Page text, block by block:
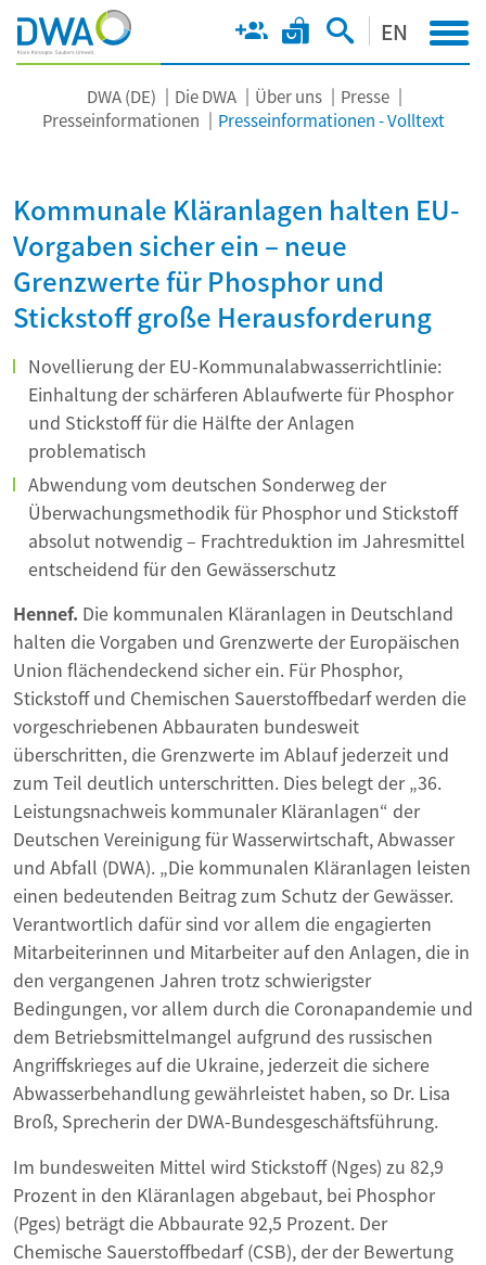
EN
DWA (DE) Die DWA Über uns
Presse
Presseinformationen
Presseinformationen - Volltext
Kommunale Kläranlagen halten EU-
Vorgaben sicher ein – neue
Grenzwerte für Phosphor und
Stickstoff große Herausforderung
Novellierung der EU-Kommunalabwasserrichtlinie:
Einhaltung der schärferen Ablaufwerte für Phosphor
und Stickstoff für die Hälfte der Anlagen
problematisch
Abwendung vom deutschen Sonderweg der
Überwachungsmethodik für Phosphor und Stickstoff
absolut notwendig – Frachtreduktion im Jahresmittel
entscheidend für den Gewässerschutz
Hennef. Die kommunalen Kläranlagen in Deutschland
halten die Vorgaben und Grenzwerte der Europäischen
Union flächendeckend sicher ein. Für Phosphor,
Stickstoff und Chemischen Sauerstoffbedarf werden die
vorgeschriebenen Abbauraten bundesweit
überschritten, die Grenzwerte im Ablauf jederzeit und
zum Teil deutlich unterschritten. Dies belegt der „36.
Leistungsnachweis kommunaler Kläranlagen“ der
Deutschen Vereinigung für Wasserwirtschaft, Abwasser
und Abfall (DWA). „Die kommunalen Kläranlagen leisten
einen bedeutenden Beitrag zum Schutz der Gewässer.
Verantwortlich dafür sind vor allem die engagierten
Mitarbeiterinnen und Mitarbeiter auf den Anlagen, die in
den vergangenen Jahren trotz schwierigster
Bedingungen, vor allem durch die Coronapandemie und
dem Betriebsmittelmangel aufgrund des russischen
Angriffskrieges auf die Ukraine, jederzeit die sichere
Abwasserbehandlung gewährleistet haben, so Dr. Lisa
Broß, Sprecherin der DWA-Bundesgeschäftsführung.
Im bundesweiten Mittel wird Stickstoff (Nges) zu 82,9
Prozent in den Kläranlagen abgebaut, bei Phosphor
(Pges) beträgt die Abbaurate 92,5 Prozent. Der
Chemische Sauerstoffbedarf (CSB), der der Bewertung